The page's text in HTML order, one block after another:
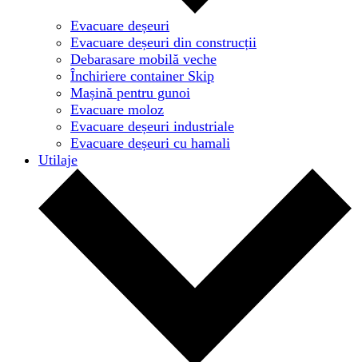
Evacuare deșeuri
Evacuare deșeuri din construcții
Debarasare mobilă veche
Închiriere container Skip
Mașină pentru gunoi
Evacuare moloz
Evacuare deșeuri industriale
Evacuare deșeuri cu hamali
Utilaje